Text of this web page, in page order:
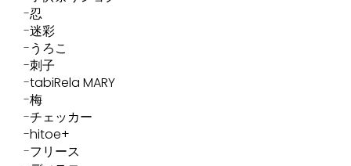
忍
迷彩
うろこ
刺子
tabiRela MARY
梅
チェッカー
hitoe+
フリース